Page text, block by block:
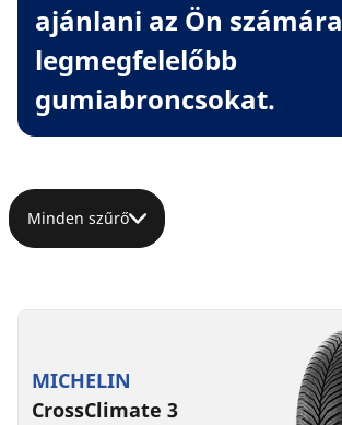
ajánlani az Ön számára
legmegfelelőbb
gumiabroncsokat.
Minden szűrő
MICHELIN
CrossClimate 3